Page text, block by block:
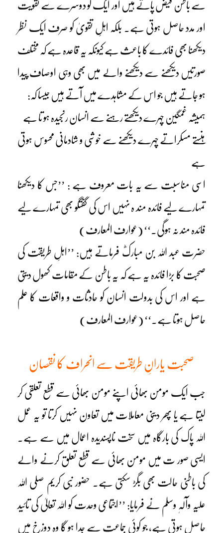
سے باطن فیض پاتے ہیں اور ایک کو دوسرے سے تقویت
اور مدد حاصل ہوتی ہے۔ بلکہ اہلِ تقویٰ کو صرف ایک نظر
دیکھنا بھی فائدے کا باعث ہے کیونکہ یہ قاعدہ ہے کہ مختلف
صورتیں دیکھنے سے دیکھنے والے میں بھی وہی اوصاف پیدا
ہو جاتے ہیں جو اس کے مشاہدے میں آتے ہیں جیسا کہ:
ہمیشہ غمگین چہرے دیکھتے رہنے سے انسان رنجیدہ ہو تا ہے
ہنستے مسکراتے چہرے دیکھنے سے خوشی و شادمانی محسوس ہوتی
ہے
اسی مناسبت سے یہ بات معروف ہے : ’’جس کا دیکھنا
تمہارے لیے فائدہ مند ہ نہیں اس کی گفتگو بھی تمہارے لیے
فائدہ مند نہ ہوگی۔‘‘ (عوارف المعارف)
حضرت عبد اللہ بن مبارکؓ فرماتے ہیں: ’’اہلِ طریقت کی
صحبت کا بڑا فائدہ یہ ہے کہ یہ باطن کے مقامات کھول دیتی
ہے اور اس کی بدولت انسان کو حادثات و واقعات کا علم
حاصل ہوتا ہے۔‘‘ (عوارف المعارف)
صحبت یارانِ طریقت سے انحراف کا نقصان
جب ایک مومن بھائی اپنے مومن بھائی سے قطع تعلقی کر
لیتا ہے یا پھر دینی معاملات میں تعاون نہیں کرتا تو یہ عمل
اللہ پاک کی بارگاہ میں سخت ناپسندیدہ اعمال میں سے ہے۔
ایسی صور ت میں مومن بھائی سے قطع تعلق کرنے والے
کی باطنی حالت بھی بگڑ سکتی ہے۔ حضور نبی کریم صلی اللہ
علیہ وآلہٖ وسلم نے فرمایا: ’’اجتماعی وحدت کو اللہ تعالیٰ کی تائید
حاصل ہوتی ہے، جو کوئی جماعت سے جدا ہو گا وہ دوزخ میں